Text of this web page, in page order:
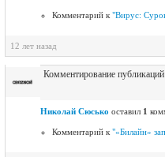
Комментарий к "Вирус:
12 лет назад
Комментирование
Николай Сюсько оставил 1
Комментарий к "«Билайн»